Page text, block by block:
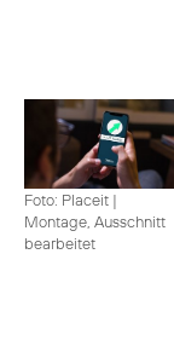
Foto: Placeit |
Montage, Ausschnitt
bearbeitet